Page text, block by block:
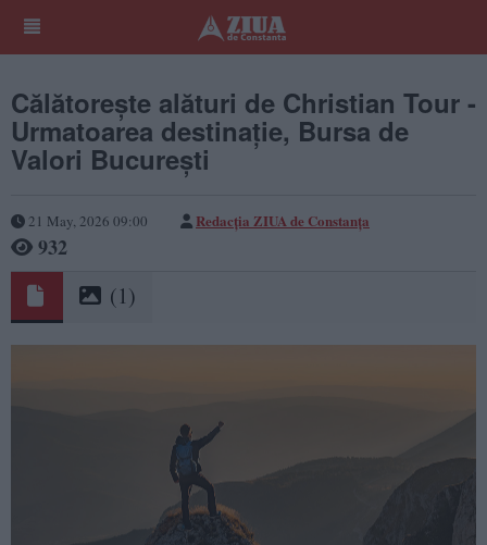
Călătorește alături de Christian Tour -
Urmatoarea destinație, Bursa de
Valori București
21 May, 2026 09:00 Redacția ZIUA de Constanța
932
(1)